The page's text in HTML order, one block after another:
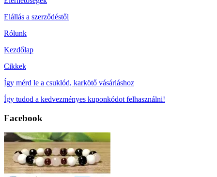
Elállás a szerződéstől
Rólunk
Kezdőlap
Cikkek
Így mérd le a csuklód, karkötő vásárláshoz
Így tudod a kedvezményes kuponkódot felhasználni!
Facebook